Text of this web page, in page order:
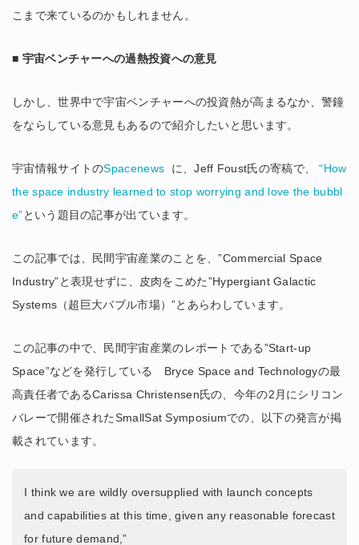
こまで来ているのかもしれません。
■ 宇宙ベンチャーへの過熱投資への意見
しかし、世界中で宇宙ベンチャーへの投資熱が高まるなか、警鐘
をならしている意見もあるので紹介したいと思います。
宇宙情報サイトのSpacenews に、Jeff Foust氏の寄稿で、
“How
the space industry learned to stop worrying and love the bubbl
e”という題目の記事が出ています。
この記事では、民間宇宙産業のことを、”Commercial Space
Industry”と表現せずに、皮肉をこめた”Hypergiant Galactic
Systems（超巨大バブル市場）”とあらわしています。
この記事の中で、民間宇宙産業のレポートである”Start-up
Space”などを発行している Bryce Space and Technologyの最
高責任者であるCarissa Christensen氏の、今年の2月にシリコン
バレーで開催されたSmallSat Symposiumでの、以下の発言が掲
載されています。
I think we are wildly oversupplied with launch concepts
and capabilities at this time, given any reasonable forecast
for future demand,”